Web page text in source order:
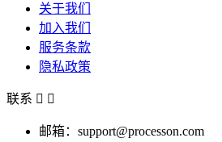
关于我们
加入我们
服务条款
隐私政策
联系  
邮箱：support@processon.com